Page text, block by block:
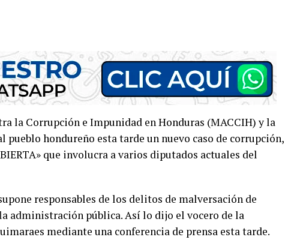
la Corrupción e Impunidad en Honduras (MACCIH) y la
pueblo hondureño esta tarde un nuevo caso de corrupción,
que involucra a varios diputados actuales del
responsables de los delitos de malversación de
administración pública. Así lo dijo el vocero de la
mediante una conferencia de prensa esta tarde.